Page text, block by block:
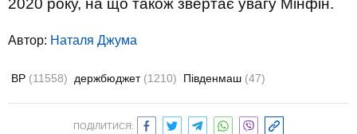
2020 року, на що також звертає увагу Мінфін.
Автор: Наталя Джума
ВР (11558) держбюджет (1210) Південмаш (47)
ПОДІЛИТИСЯ: